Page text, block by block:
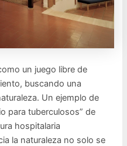
un juego libre de
buscando una
Un ejemplo de
para tuberculosos” de
hospitalaria
la naturaleza no solo se